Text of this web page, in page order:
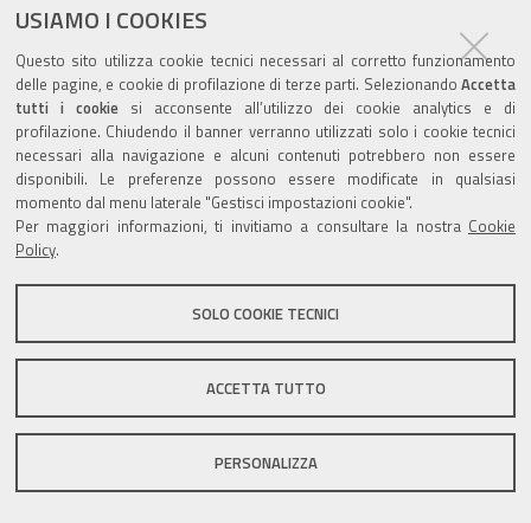
USIAMO I COOKIES
Questo sito utilizza cookie tecnici necessari al corretto funzionamento
delle pagine, e cookie di profilazione di terze parti. Selezionando Accetta
tutti i cookiesi acconsente all’utilizzo dei cookie analytics e di
profilazione. Chiudendo il banner verranno utilizzati solo i cookie tecnici
necessari alla navigazione e alcuni contenuti potrebbero non essere
disponibili. Le preferenze possono essere modificate in qualsiasi
momento dal menu laterale "Gestisci impostazioni cookie".
Per maggiori informazioni, ti invitiamo a consultare la nostra Cookie
Policy.
SOLO COOKIE TECNICI
ACCETTA TUTTO
PERSONALIZZA
Valuta questo sito
Sito istituzionale Comune di Zola Predosa
Privacy policy|DPO|Accessibilità